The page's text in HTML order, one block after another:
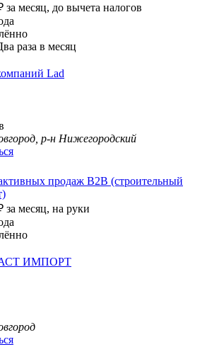
за месяц, до вычета налогов
раза в месяц
Lad
р-н Нижегородский
продаж B2B (строительный
за месяц, на руки
ИМПОРТ